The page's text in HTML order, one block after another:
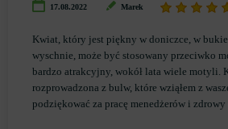
17.08.2022 Marek
Kwiat, który jest piękny w doniczce, w
wyschnie, może być stosowany przeciwko
bardzo atrakcyjny, wokół lata wiele motyli.
rozprowadzona z bulw, które wziąłem z
podziękować za pracę menedżerów i zdrowy